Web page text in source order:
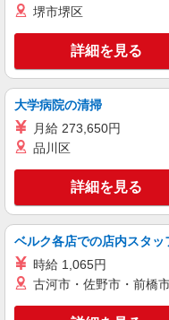
キープ
アルバイト パート
日研トータルソーシング株
ス【看護助手】
時給
幅は経験
福岡
「梅林」
キープ
アルバイト パート 派遣社員
堺市堺区
詳細を見る
大学病院の清掃
月給 273,650円
品川区
詳細を見る
ベルク各店での店内スタッ
時給 1,065円
古河市・佐野市・前橋